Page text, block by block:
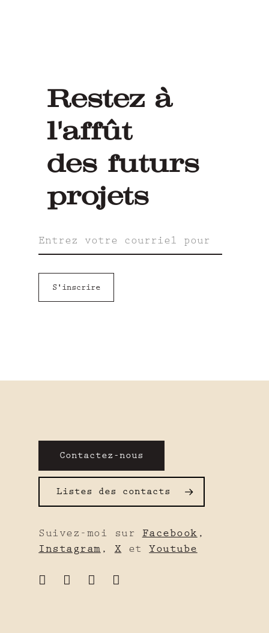
Restez à
l'affût
des futurs
projets
Contactez-nous
Listes des contacts
Suivez-moi sur Facebook ,
Instagram , X etYoutube